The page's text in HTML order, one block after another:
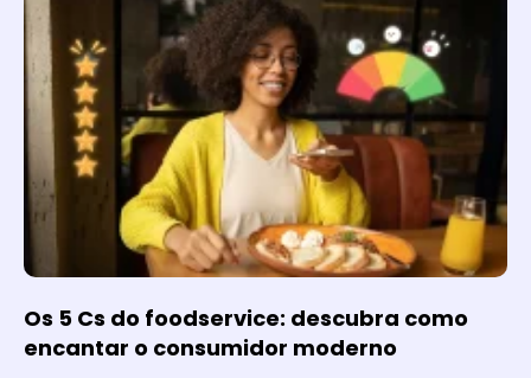
Os 5 Cs do foodservice: descubra como
encantar o consumidor moderno